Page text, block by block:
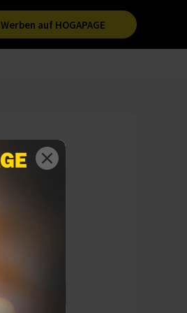
Werben auf HOGAPAGE